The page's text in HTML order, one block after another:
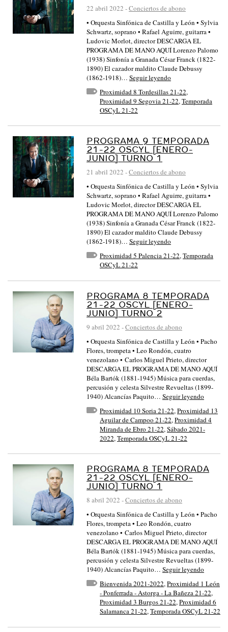
22 abril 2022 -Conciertos de abono
• Orquesta Sinfónica de Castilla y León • Sylvia
Schwartz, soprano • Rafael Aguirre, guitarra •
Ludovic Morlot, director DESCARGA EL
PROGRAMA DE MANO AQUÍ Lorenzo Palomo
(1938) Sinfonía a Granada César Franck (1822-
1890) El cazador maldito Claude Debussy
(1862-1918)… Seguir leyendo
Proximidad 8 Tordesillas 21-22,
Proximidad 9 Segovia 21-22,Temporada
OSCyL 21-22
PROGRAMA 9 TEMPORADA
21-22 OSCYL [ENERO-
JUNIO] TURNO 1
21 abril 2022 -Conciertos de abono
• Orquesta Sinfónica de Castilla y León • Sylvia
Schwartz, soprano • Rafael Aguirre, guitarra •
Ludovic Morlot, director DESCARGA EL
PROGRAMA DE MANO AQUÍ Lorenzo Palomo
(1938) Sinfonía a Granada César Franck (1822-
1890) El cazador maldito Claude Debussy
(1862-1918)… Seguir leyendo
Proximidad 5 Palencia 21-22,Temporada
OSCyL 21-22
PROGRAMA 8 TEMPORADA
21-22 OSCYL [ENERO-
JUNIO] TURNO 2
9 abril 2022 -Conciertos de abono
• Orquesta Sinfónica de Castilla y León • Pacho
Flores, trompeta • Leo Rondón, cuatro
venezolano • Carlos Miguel Prieto, director
DESCARGA EL PROGRAMA DE MANO AQUÍ
Béla Bartók (1881-1945) Música para cuerdas,
percusión y celesta Silvestre Revueltas (1899-
1940) Alcancías Paquito… Seguir leyendo
Proximidad 10 Soria 21-22,Proximidad 13
Aguilar de Campoo 21-22,Proximidad 4
Miranda de Ebro 21-22,Sábado 2021-
2022,Temporada OSCyL 21-22
PROGRAMA 8 TEMPORADA
21-22 OSCYL [ENERO-
JUNIO] TURNO 1
8 abril 2022 -Conciertos de abono
• Orquesta Sinfónica de Castilla y León • Pacho
Flores, trompeta • Leo Rondón, cuatro
venezolano • Carlos Miguel Prieto, director
DESCARGA EL PROGRAMA DE MANO AQUÍ
Béla Bartók (1881-1945) Música para cuerdas,
percusión y celesta Silvestre Revueltas (1899-
1940) Alcancías Paquito… Seguir leyendo
Bienvenida 2021-2022,Proximidad 1 León
- Ponferrada - Astorga - La Bañeza 21-22,
Proximidad 3 Burgos 21-22,Proximidad 6
Salamanca 21-22,Temporada OSCyL 21-22